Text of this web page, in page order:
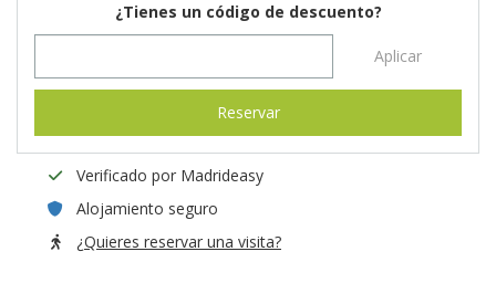
¿Tienes un código de descuento?
Aplicar
Reservar
Verificado por Madrideasy
Alojamiento seguro
¿Quieres reservar una visita?